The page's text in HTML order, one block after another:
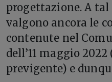
progettazione. A
valgono ancora le
contenute nel
dell’11 maggio
previgente) e